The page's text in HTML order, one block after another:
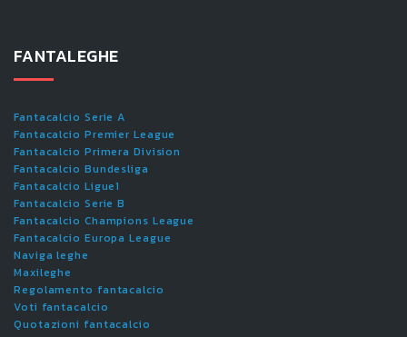
FANTALEGHE
Fantacalcio Serie A
Fantacalcio Premier League
Fantacalcio Primera Division
Fantacalcio Bundesliga
Fantacalcio Ligue1
Fantacalcio Serie B
Fantacalcio Champions League
Fantacalcio Europa League
Naviga leghe
Maxileghe
Regolamento fantacalcio
Voti fantacalcio
Quotazioni fantacalcio